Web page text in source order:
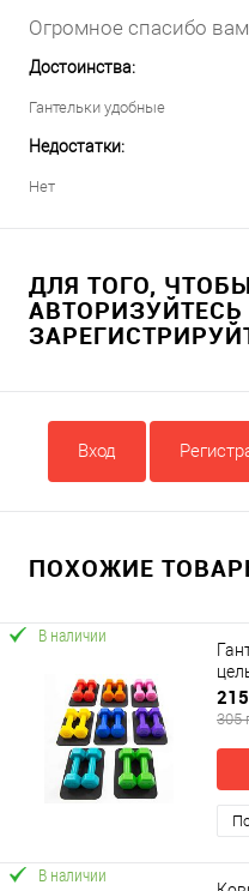
Огромное спасибо вам
Достоинства:
Гантельки удобные
Недостатки:
Нет
ДЛЯ ТОГО,
Вход
ПОХОЖИЕ
В наличии
305
В наличии